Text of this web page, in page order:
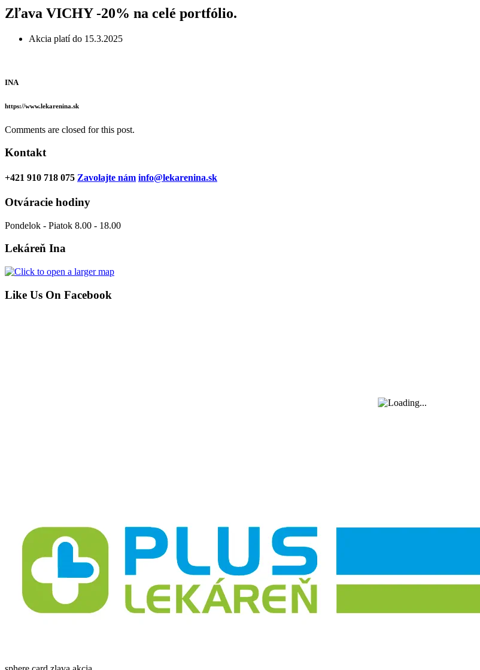
Zľava VICHY -20% na celé portfólio.
Akcia platí do 15.3.2025
INA
https://www.lekarenina.sk
Comments are closed for this post.
Kontakt
+421 910 718 075 Zavolajte nám info@lekarenina.sk
Otváracie hodiny
Pondelok - Piatok 8.00 - 18.00
Lekáreň Ina
Like Us On Facebook